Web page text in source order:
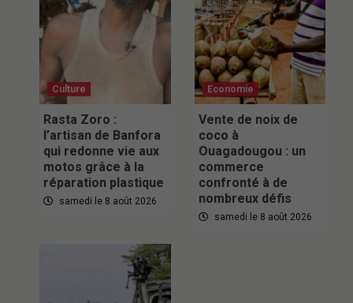
Culture
Rasta Zoro :
l’artisan de Banfora
qui redonne vie aux
motos grâce à la
réparation plastique
samedi le 8 août 2026
Economie
Vente de noix de
coco à
Ouagadougou : un
commerce
confronté à de
nombreux défis
samedi le 8 août 2026